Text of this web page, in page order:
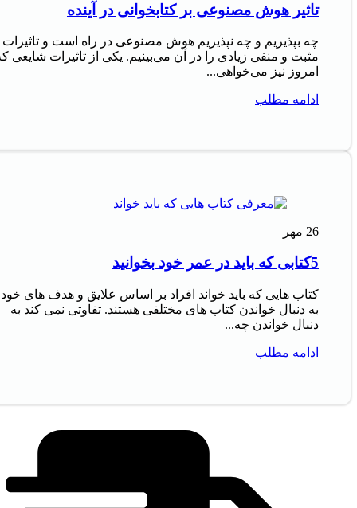
تاثیر هوش مصنوعی بر کتابخوانی در آینده
چه بپذیریم و چه نپذیریم هوش مصنوعی در راه است و تاثیرات
مثبت و منفی زیادی را در آن می‌بینیم. یکی از تاثیرات شایعی
امروز نیز می‌خواهی...
ادامه مطلب
26 مهر
5کتابی که باید در عمر خود بخوانید
کتاب‌ هایی که باید خواند افراد بر اساس علایق و هدف‌ های خود
به دنبال خواندن کتاب‌ های مختلفی هستند. تفاوتی نمی‌ کند به
دنبال خواندن چه...
ادامه مطلب